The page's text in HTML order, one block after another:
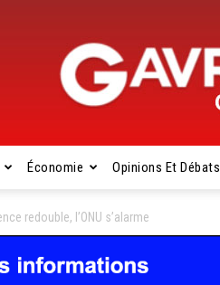
Économie Opinions Et Débats
redouble, l’ONU s’alarme